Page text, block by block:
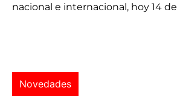
nacional e internacional, hoy 14
Novedades